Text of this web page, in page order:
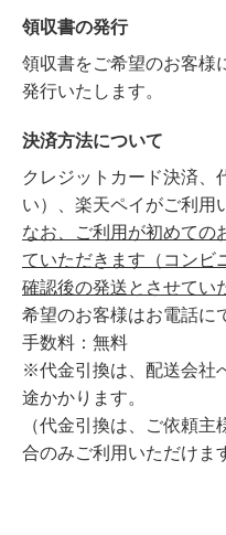
領収書の発行
領収書をご希望のお客様
発行いたします。
決済方法について
クレジットカード決済、
い）、楽天ペイがご利用
なお、ご利用が初めての
ていただきます（コンビ
確認後の発送とさせてい
希望のお客様はお電話に
手数料：無料
※代金引換は、配送会社
途かかります。
（代金引換は、ご依頼
合のみご利用いただけま